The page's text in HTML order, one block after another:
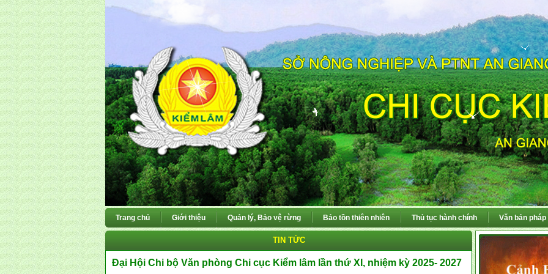
Trang chủ Giới thiệu Quản lý, Bảo vệ rừng Bảo tồn thiên nhiên Thủ tục hành chính Văn bản pháp
TIN TỨC
Đại Hội Chi bộ Văn phòng Chi cục Kiểm lâm lần thứ XI, nhiệm kỳ 2025- 2027